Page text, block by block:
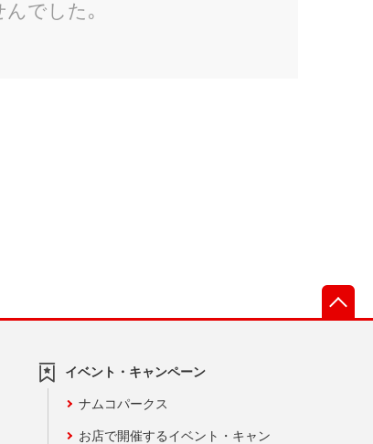
イベント・キャンペーン
ナムコパークス
お店で開催するイベント・キャン